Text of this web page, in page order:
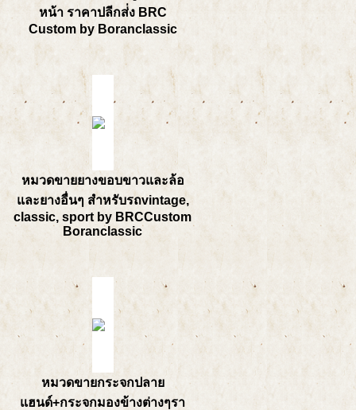
หน้า ราคาปลีกส่่ง BRC
Custom by Boranclassic
หมวดขายยางขอบขาวและล้อ
และยางอื่นๆ สำหรับรถvintage,
classic, sport by BRCCustom
Boranclassic
หมวดขายกระจกปลาย
แฮนด์+กระจกมองข้างต่างๆรา